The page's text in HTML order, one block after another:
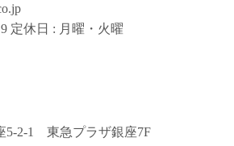
定休日 : 月曜・火曜
5-2-1 東急プラザ銀座7F